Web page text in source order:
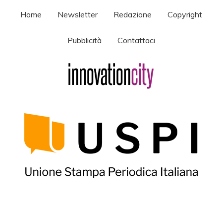
Home Newsletter Redazione Copyright
Pubblicità Contattaci